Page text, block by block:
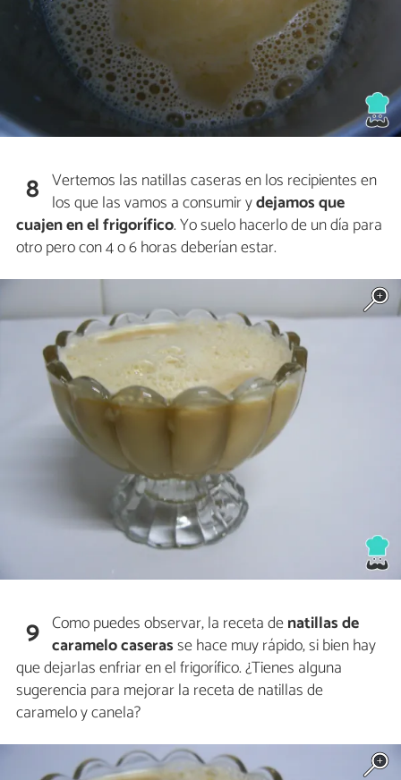
8 Vertemos las natillas caseras en los recipientes en
los que las vamos a consumir ydejamos que
cuajen en el frigorífico. Yo suelo hacerlo de un día para
otro pero con 4 o 6 horas deberían estar.
9 Como puedes observar, la receta denatillas de
caramelo caserasse hace muy rápido, si bien hay
que dejarlas enfriar en el frigorífico. ¿Tienes alguna
sugerencia para mejorar la receta de natillas de
caramelo y canela?